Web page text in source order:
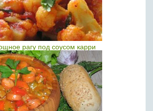
рагу под соусом карри